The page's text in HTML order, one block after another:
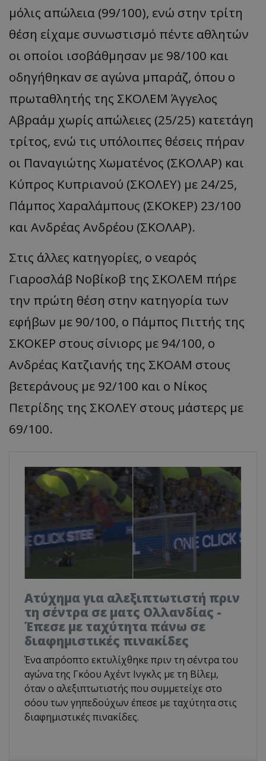
μόλις απώλεια (99/100), ενώ στην τρίτη
θέση είχαμε συνωστισμό πέντε αθλητών
οι οποίοι ισοβάθμησαν με 98/100 και
οδηγήθηκαν σε αγώνα μπαράζ, όπου ο
πρωταθλητής της ΣΚΟΛΕΜ Άγγελος
Αβραάμ χωρίς απώλειες (25/25) κατετάγη
τρίτος, ενώ τις υπόλοιπες θέσεις πήραν
οι Παναγιώτης Χωματένος (ΣΚΟΛΑΡ) και
Κύπρος Κυπριανού (ΣΚΟΛΕΥ) με 24/25,
Πάμπος Χαραλάμπους (ΣΚΟΚΕΡ) 23/100
και Ανδρέας Ανδρέου (ΣΚΟΛΑΡ).
Στις άλλες κατηγορίες, ο νεαρός
Γιαροσλάβ Νοβίκοβ της ΣΚΟΛΕΜ πήρε
την πρώτη θέση στην κατηγορία των
εφήβων με 90/100, ο Πάμπος Πιττής της
ΣΚΟΚΕΡ στους σίνιορς με 94/100, ο
Ανδρέας Κατζιανής της ΣΚΟΑΜ στους
βετεράνους με 92/100 και ο Νίκος
Πετρίδης της ΣΚΟΛΕΥ στους μάστερς με
69/100.
Ατύχημα για αλεξιπτωτιστή πριν
τη σέντρα σε ματς Ολλανδίας -
Έπεσε με ταχύτητα πάνω σε
διαφημιστικές πινακίδες
Ένα απρόοπτο εκτυλίχθηκε πριν τη σέντρα του
αγώνα της Γκόου Αχέντ Ινγκλς με τη Βίλεμ,
όταν ο αλεξιπτωτιστής που συμμετείχε στο
σόου των γηπεδούχων έπεσε με ταχύτητα στις
διαφημιστικές πινακίδες.